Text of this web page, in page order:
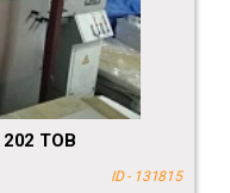
TOB
ID - 131815